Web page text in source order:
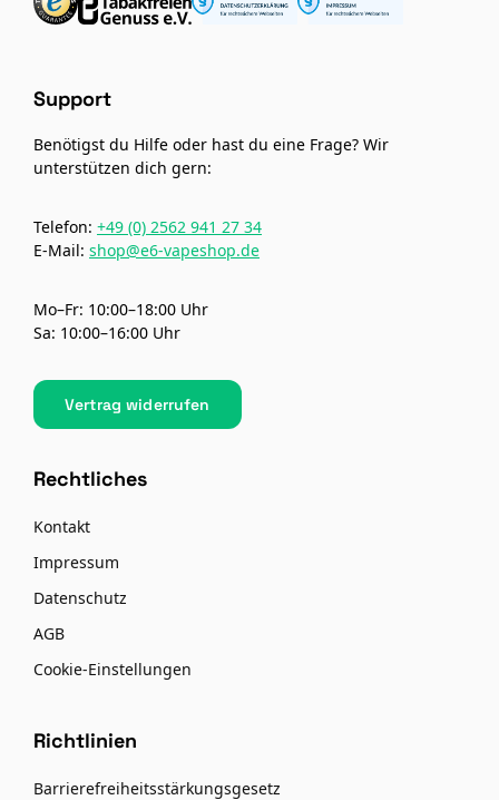
Support
Benötigst du Hilfe oder hast du eine Frage? Wir
unterstützen dich gern:
Telefon: +49 (0) 2562 941 27 34
E-Mail: shop@e6-vapeshop.de
Mo–Fr: 10:00–18:00 Uhr
Sa: 10:00–16:00 Uhr
Vertrag widerrufen
Rechtliches
Kontakt
Impressum
Datenschutz
AGB
Cookie-Einstellungen
Richtlinien
Barrierefreiheitsstärkungsgesetz